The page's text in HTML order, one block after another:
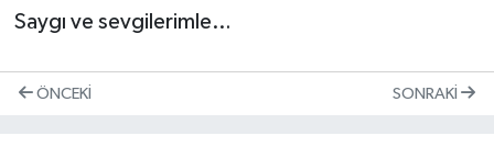
Saygı ve sevgilerimle…
ÖNCEKI SONRAKI